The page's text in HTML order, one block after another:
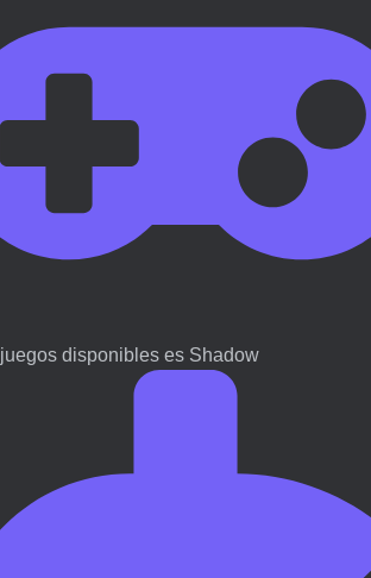
juegos disponibles es Shadow